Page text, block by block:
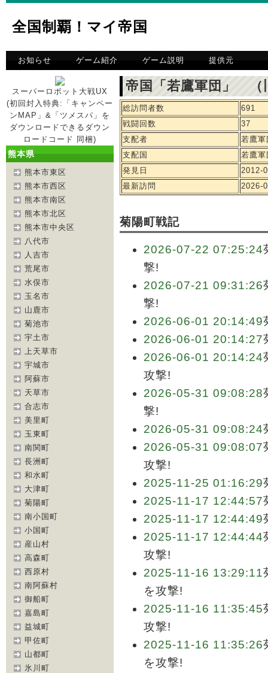
全国制覇！マイ帝国
お知らせ ゲーム紹介 ゲーム説明 提供元
スーパーロボット大戦UX
(初回封入特典:「キャンペー
ンMAP」&「ツメスパ」を
ダウンロードできるダウン
ロードコード 同梱)
熊本県
熊本市東区
熊本市西区
熊本市南区
熊本市北区
熊本市中央区
八代市
人吉市
荒尾市
水俣市
玉名市
山鹿市
菊池市
宇土市
上天草市
宇城市
阿蘇市
天草市
合志市
美里町
玉東町
南関町
長洲町
和水町
大津町
菊陽町
南小国町
小国町
産山村
高森町
西原村
南阿蘇村
御船町
嘉島町
益城町
甲佐町
山都町
氷川町
帝国「若鷹軍団」 （
総訪問者数
691
戦闘回数
37
支配者
若鷹軍
支配国
若鷹軍
発見日
2012-
最新訪問
2026-
菊陽町戦記
2026-07-22 07:25:24
撃!
2026-07-21 09:31:26
撃!
2026-06-01 20:14:49
2026-06-01 20:14:27
2026-06-01 20:14:24
攻撃!
2026-05-31 09:08:28
撃!
2026-05-31 09:08:24
2026-05-31 09:08:07
攻撃!
2025-11-25 01:16:29
2025-11-17 12:44:57
2025-11-17 12:44:49
2025-11-17 12:44:44
攻撃!
2025-11-16 13:29:11
を攻撃!
2025-11-16 11:35:45
攻撃!
2025-11-16 11:35:26
を攻撃!